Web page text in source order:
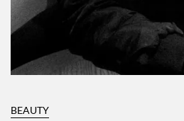
BEAUTY